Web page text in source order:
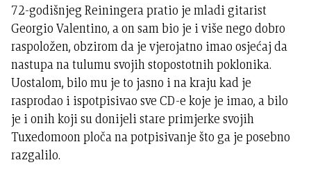
72-godišnjeg Reiningera pratio je mladi gitarist
Georgio Valentino, a on sam bio je i više nego dobro
raspoložen, obzirom da je vjerojatno imao osjećaj da
nastupa na tulumu svojih stopostotnih poklonika.
Uostalom, bilo mu je to jasno i na kraju kad je
rasprodao i ispotpisivao sve CD-e koje je imao, a bilo
je i onih koji su donijeli stare primjerke svojih
Tuxedomoon ploča na potpisivanje što ga je posebno
razgalilo.